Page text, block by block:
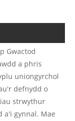
Gwactod
a phris
uniongyrchol
defnydd o
strwythur
a'i gynnal. Mae